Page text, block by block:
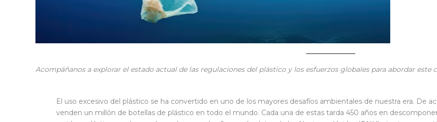
Acompáñanos a explorar el estado actual de las regulaciones del plástico y los esfuerzos globales para abordar este
El uso excesivo del plástico se ha convertido en uno de los mayores desafíos ambientales de nuestra era. De
venden un millón de botellas de plástico en todo el mundo. Cada una de estas tarda 450 años en